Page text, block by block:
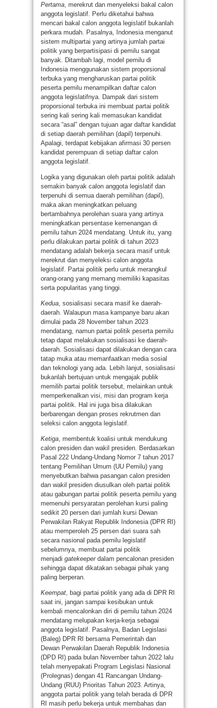
Pertama, merekrut dan menyeleksi bakal calon
anggota legislatif. Perlu diketahui bahwa
mencari bakal calon anggota legislatif bukanlah
perkara mudah. Pasalnya, Indonesia menganut
sistem multipartai yang artinya jumlah partai
politik yang berpartisipasi di pemilu sangat
banyak. Ditambah lagi, model pemilu di
Indonesia menggunakan sistem proporsional
terbuka yang mengharuskan partai politik
peserta pemilu menampilkan daftar calon
anggota legislatifnya. Dampak dari sistem
proporsional terbuka ini membuat partai politik
sering kali sering kali memasukan kandidat
secara “asal” dengan tujuan agar daftar kandidat
di setiap daerah pemilihan (dapil) terpenuhi.
Apalagi, terdapat kebijakan afirmasi 30 persen
kandidat perempuan di setiap daftar calon
anggota legislatif.
Logika yang digunakan oleh partai politik adalah
semakin banyak calon anggota legislatif dan
terpenuhi di semua daerah pemilihan (dapil),
maka akan meningkatkan peluang
bertambahnya perolehan suara yang artinya
meningkatkan persentase kemenangan di
pemilu tahun 2024 mendatang. Untuk itu, yang
perlu dilakukan partai politik di tahun 2023
mendatang adalah bekerja secara masif untuk
merekrut dan menyeleksi calon anggota
legislatif. Partai politik perlu untuk merangkul
orang-orang yang memang memiliki kapasitas
serta popularitas yang tinggi.
Kedua, sosialisasi secara masif ke daerah-
daerah. Walaupun masa kampanye baru akan
dimulai pada 28 November tahun 2023
mendatang, namun partai politik peserta pemilu
tetap dapat melakukan sosialisasi ke daerah-
daerah. Sosialisasi dapat dilakukan dengan cara
tatap muka atau memanfaatkan media sosial
dan teknologi yang ada. Lebih lanjut, sosialisasi
bukanlah bertujuan untuk mengajak publik
memilih partai politik tersebut, melainkan untuk
memperkenalkan visi, misi dan program kerja
partai politik. Hal ini juga bisa dilakukan
berbarengan dengan proses rekrutmen dan
seleksi calon anggota legislatif.
Ketiga, membentuk koalisi untuk mendukung
calon presiden dan wakil presiden. Berdasarkan
Pasal 222 Undang-Undang Nomor 7 tahun 2017
tentang Pemilihan Umum (UU Pemilu) yang
menyebutkan bahwa pasangan calon presiden
dan wakil presiden diusulkan oleh partai politik
atau gabungan partai politik peserta pemilu yang
memenuhi persyaratan perolehan kursi paling
sedikit 20 persen dari jumlah kursi Dewan
Perwakilan Rakyat Republik Indonesia (DPR RI)
atau memperoleh 25 persen dari suara sah
secara nasional pada pemilu legislatif
sebelumnya, membuat partai politik
menjadi gatekeeperdalam pencalonan presiden
sehingga dapat dikatakan sebagai pihak yang
paling berperan.
Keempat, bagi partai politik yang ada di DPR RI
saat ini, jangan sampai kesibukan untuk
kembali mencalonkan diri di pemilu tahun 2024
mendatang melupakan kerja-kerja sebagai
anggota legislatif. Pasalnya, Badan Legislasi
(Baleg) DPR RI bersama Pemerintah dan
Dewan Perwakilan Daerah Republik Indonesia
(DPD RI) pada bulan November tahun 2022 lalu
telah menyepakati Program Legislasi Nasional
(Prolegnas) dengan 41 Rancangan Undang-
Undang (RUU) Prioritas Tahun 2023. Artinya,
anggota partai politik yang telah berada di DPR
RI masih perlu bekerja untuk membahas dan